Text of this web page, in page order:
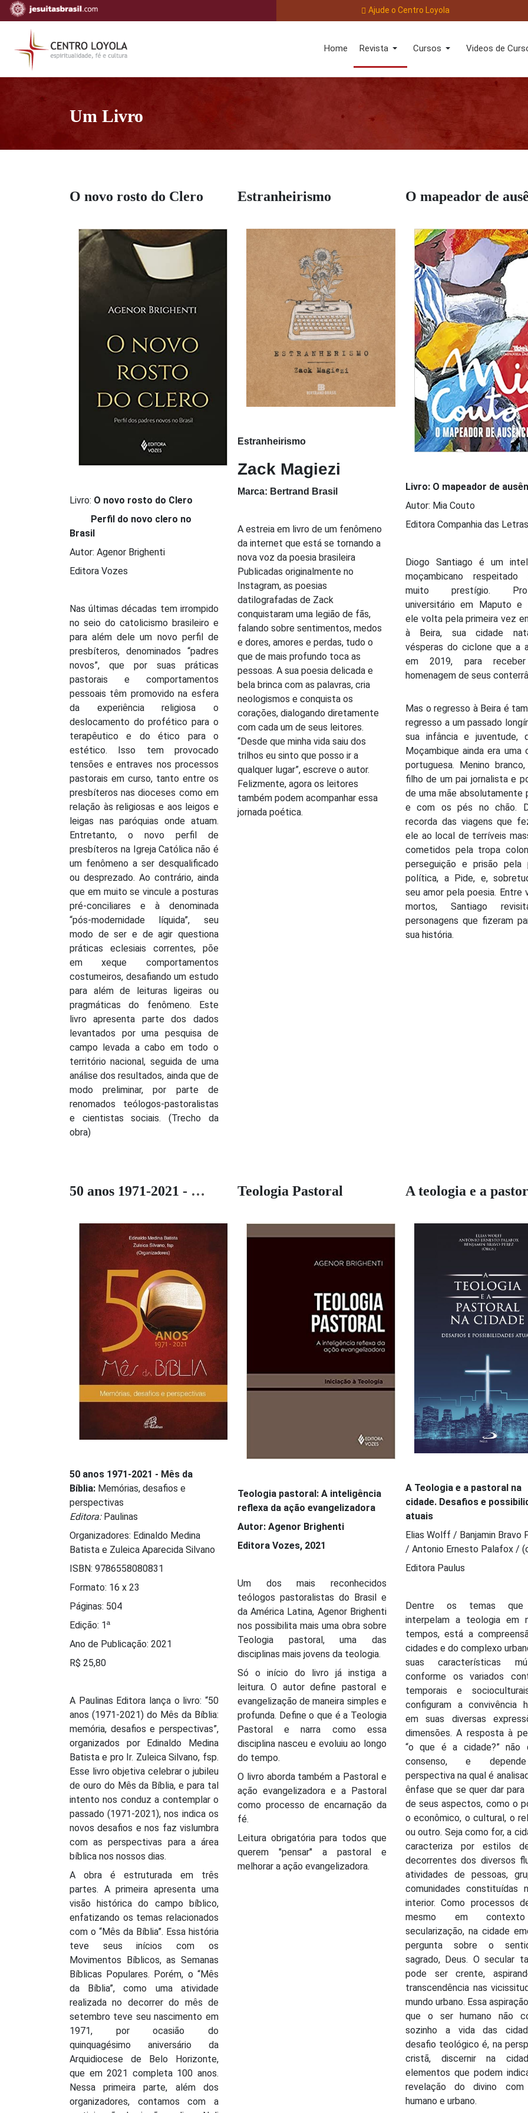
Ajude o Centro Loyola
Home Revista Cursos Videos de
Um Livro
O novo rosto do Clero
Livro: O novo rosto do Clero
Perfil do novo clero no
Brasil
Autor: Agenor Brighenti
Editora Vozes
Nas últimas décadas tem irrompido
no seio do catolicismo brasileiro e
para além dele um novo perfil de
presbíteros, denominados “padres
novos”, que por suas práticas
pastorais e comportamentos
pessoais têm promovido na esfera
da experiência religiosa o
deslocamento do profético para o
terapêutico e do ético para o
estético. Isso tem provocado
tensões e entraves nos processos
pastorais em curso, tanto entre os
presbíteros nas dioceses como em
relação às religiosas e aos leigos e
leigas nas paróquias onde atuam.
Entretanto, o novo perfil de
presbíteros na Igreja Católica não é
um fenômeno a ser desqualificado
ou desprezado. Ao contrário, ainda
que em muito se vincule a posturas
pré-conciliares e à denominada
“pós-modernidade líquida”, seu
modo de ser e de agir questiona
práticas eclesiais correntes, põe
em xeque comportamentos
costumeiros, desafiando um estudo
para além de leituras ligeiras ou
pragmáticas do fenômeno. Este
livro apresenta parte dos dados
levantados por uma pesquisa de
campo levada a cabo em todo o
território nacional, seguida de uma
análise dos resultados, ainda que de
modo preliminar, por parte de
renomados teólogos-pastoralistas
e cientistas sociais. (Trecho da
obra)
Estranheirismo
Estranheirismo
Zack Magiezi
Marca: Bertrand Brasil
A estreia em livro de um fenômeno
da internet que está se tornando a
nova voz da poesia brasileira
Publicadas originalmente no
Instagram, as poesias
datilografadas de Zack
conquistaram uma legião de fãs,
falando sobre sentimentos, medos
e dores, amores e perdas, tudo o
que de mais profundo toca as
pessoas. A sua poesia delicada e
bela brinca com as palavras, cria
neologismos e conquista os
corações, dialogando diretamente
com cada um de seus leitores.
“Desde que minha vida saiu dos
trilhos eu sinto que posso ir a
qualquer lugar”, escreve o autor.
Felizmente, agora os leitores
também podem acompanhar essa
jornada poética.
Livro: O mapeador de
Autor: Mia Couto
Editora Companhia das
Diogo Santiago é um
moçambicano
muito prestígio.
universitário em Maputo e
ele volta pela primeira vez
à Beira, sua cidade
vésperas do ciclone que a
em 2019, para
homenagem de seus
Mas o regresso à Beira é
regresso a um passado
sua infância e juventude,
Moçambique ainda era uma
portuguesa. Menino
filho de um pai jornalista e
de uma mãe absolutamente
e com os pés no chão.
recorda das viagens que
ele ao local de terríveis
cometidos pela tropa
perseguição e prisão pela
política, a Pide, e,
seu amor pela poesia. Entre
mortos, Santiago
personagens que fizeram
sua história.
50 anos 1971-2021 - Mês da Bíblia: memórias, desafios e perspectivas
50 anos 1971-2021 - Mês da
Bíblia: Memórias, desafios e
perspectivas
Editora:Paulinas
Organizadores: Edinaldo Medina
Batista e Zuleica Aparecida Silvano
ISBN: 9786558080831
Formato: 16 x 23
Páginas: 504
Edição: 1ª
Ano de Publicação: 2021
R$ 25,80
A Paulinas Editora lança o livro: “50
anos (1971-2021) do Mês da Bíblia:
memória, desafios e perspectivas”,
organizados por Edinaldo Medina
Batista e pro Ir. Zuleica Silvano, fsp.
Esse livro objetiva celebrar o jubileu
de ouro do Mês da Bíblia, e para tal
intento nos conduz a contemplar o
passado (1971-2021), nos indica os
novos desafios e nos faz vislumbra
com as perspectivas para a área
bíblica nos nossos dias.
A obra é estruturada em três
partes. A primeira apresenta uma
visão histórica do campo bíblico,
enfatizando os temas relacionados
com o “Mês da Bíblia”. Essa história
teve seus inícios com os
Movimentos Bíblicos, as Semanas
Bíblicas Populares. Porém, o “Mês
da Bíblia”, como uma atividade
realizada no decorrer do mês de
setembro teve seu nascimento em
1971, por ocasião do
quinquagésimo aniversário da
Arquidiocese de Belo Horizonte,
que em 2021 completa 100 anos.
Nessa primeira parte, além dos
organizadores, contamos com a
Teologia Pastoral
Teologia pastoral: A inteligência
reflexa da ação evangelizadora
Autor: Agenor Brighenti
Editora Vozes, 2021
Um dos mais reconhecidos
teólogos pastoralistas do Brasil e
da América Latina, Agenor Brighenti
nos possibilita mais uma obra sobre
Teologia pastoral, uma das
disciplinas mais jovens da teologia.
Só o início do livro já instiga a
leitura. O autor define pastoral e
evangelização de maneira simples e
profunda. Define o que é a Teologia
Pastoral e narra como essa
disciplina nasceu e evoluiu ao longo
do tempo.
O livro aborda também a Pastoral e
ação evangelizadora e a Pastoral
como processo de encarnação da
fé.
Leitura obrigatória para todos que
querem "pensar" a pastoral e
melhorar a ação evangelizadora.
A Teologia e a pastoral na
cidade. Desafios e
atuais
Elias Wolff / Banjamin Bravo
/ Antonio Ernesto Palafox /
Editora Paulus
Dentre os temas que
interpelam a teologia em
tempos, está a
cidades e do complexo
suas características
conforme os variados
temporais e
configuram a convivência
em suas diversas
dimensões. A resposta à
“o que é a cidade?” não
consenso, e
perspectiva na qual é
ênfase que se quer dar para
de seus aspectos, como o
o econômico, o cultural, o
ou outro. Seja como for, a
caracteriza por estilos
decorrentes dos diversos
atividades de pessoas,
comunidades constituídas
interior. Como processos
mesmo em
secularização, na cidade
pergunta sobre o
sagrado, Deus. O secular
pode ser crente,
transcendência nas
mundo urbano. Essa
que o ser humano não
sozinho a vida das
desafio teológico é, na
cristã, discernir na
elementos que podem
revelação do divino
humano e urbano.